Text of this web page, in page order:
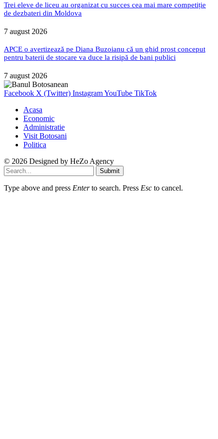
Trei eleve de liceu au organizat cu succes cea mai mare competiție
de dezbateri din Moldova
7 august 2026
APCE o avertizează pe Diana Buzoianu că un ghid prost conceput
pentru baterii de stocare va duce la risipă de bani publici
7 august 2026
Facebook X (Twitter) InstagramYouTube TikTok
Acasa
Economic
Administratie
Visit Botosani
Politica
© 2026 Designed by HeZo Agency
Submit
Type above and press Enterto search. Press Esc to cancel.